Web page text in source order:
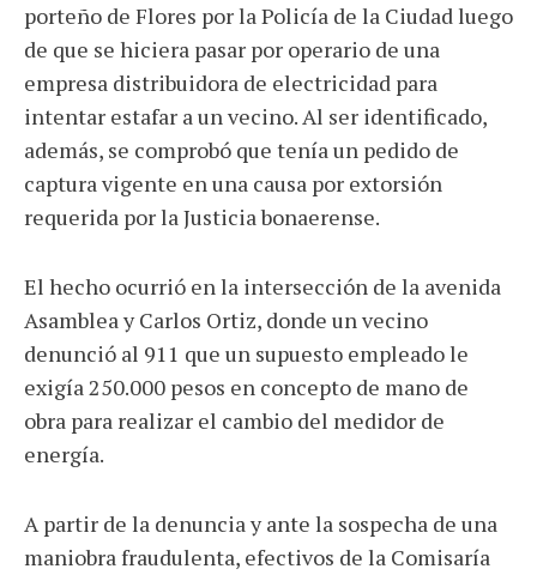
porteño de Flores por la Policía de la Ciudad luego
de que se hiciera pasar por operario de una
empresa distribuidora de electricidad para
intentar estafar a un vecino. Al ser identificado,
además, se comprobó que tenía un pedido de
captura vigente en una causa por extorsión
requerida por la Justicia bonaerense.
El hecho ocurrió en la intersección de la avenida
Asamblea y Carlos Ortiz, donde un vecino
denunció al 911 que un supuesto empleado le
exigía 250.000 pesos en concepto de mano de
obra para realizar el cambio del medidor de
energía.
A partir de la denuncia y ante la sospecha de una
maniobra fraudulenta, efectivos de la Comisaría